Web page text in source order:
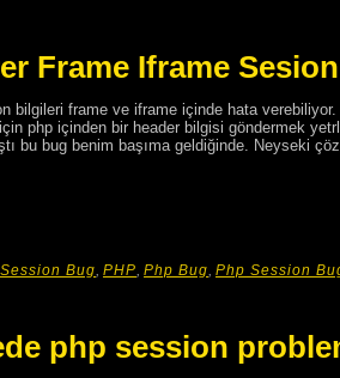
Frame Iframe Sesion
bilgileri frame ve iframe içinde hata
php içinden bir header bilgisi göndermek
bu bug benim başıma geldiğinde. Neyseki
Bug PHP Php Bug Php Session
php session